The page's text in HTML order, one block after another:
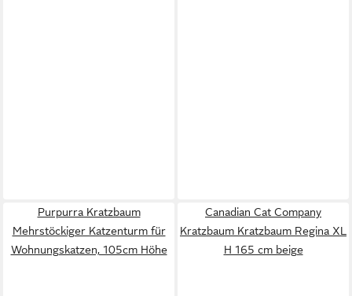
Purpurra Kratzbaum
Mehrstöckiger Katzenturm für
Wohnungskatzen, 105cm Höhe
Canadian Cat Company
Kratzbaum Kratzbaum Regina XL
H 165 cm beige